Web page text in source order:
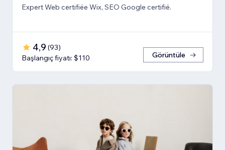
Expert Web certifiée Wix, SEO Google certifié.
4,9 (93)
Başlangıç fiyatı: $110
Görüntüle